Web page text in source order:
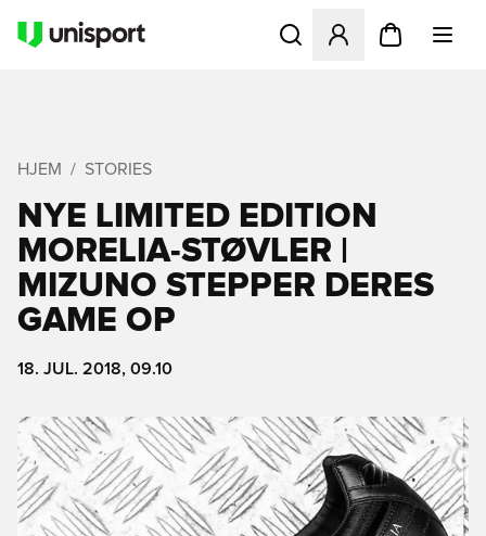
Åbner en Modal til at
HJEM STORIES
NYE LIMITED EDITION
MORELIA-STØVLER |
MIZUNO STEPPER DERES
GAME OP
18. JUL. 2018, 09.10